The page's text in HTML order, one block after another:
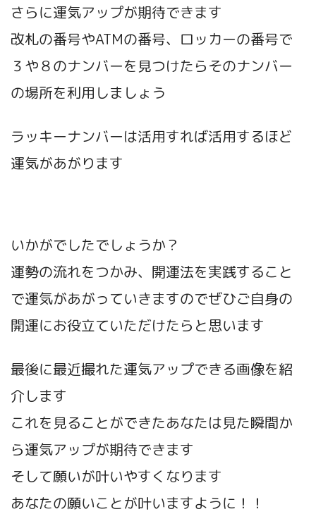
さらに運気アップが期待できます
改札の番号やATMの番号、ロッカーの番号で
３や８のナンバーを見つけたらそのナンバー
の場所を利用しましょう
ラッキーナンバーは活用すれば活用するほど
運気があがります
いかがでしたでしょうか？
運勢の流れをつかみ、開運法を実践すること
で運気があがっていきますのでぜひご自身の
開運にお役立ていただけたらと思います
最後に最近撮れた運気アップできる画像を紹
介します
これを見ることができたあなたは見た瞬間か
ら運気アップが期待できます
そして願いが叶いやすくなります
あなたの願いことが叶いますように！！